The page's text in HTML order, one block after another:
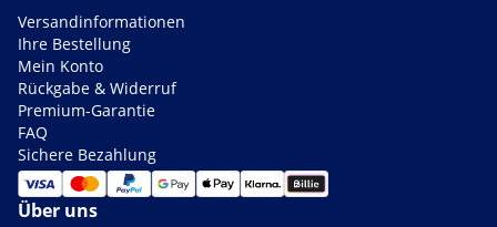
Versandinformationen
Ihre Bestellung
Mein Konto
Rückgabe & Widerruf
Premium-Garantie
FAQ
Sichere Bezahlung
Über uns